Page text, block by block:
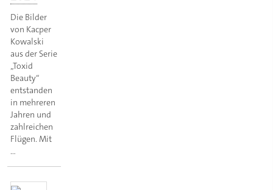
Die Bilder
von Kacper
Kowalski
aus der Serie
„Toxid
Beauty“
entstanden
in mehreren
Jahren und
zahlreichen
Flügen. Mit
…